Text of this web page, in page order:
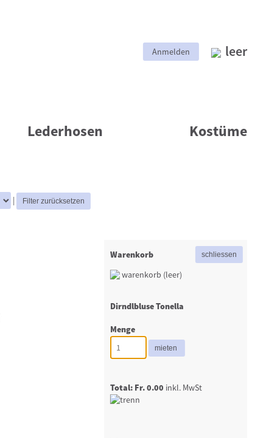
leer
Anmelden
Lederhosen Kostüme
|
Warenkorb
warenkorb (leer)
Dirndlbluse Tonella
Menge
Total: Fr. 0.00 inkl. MwSt